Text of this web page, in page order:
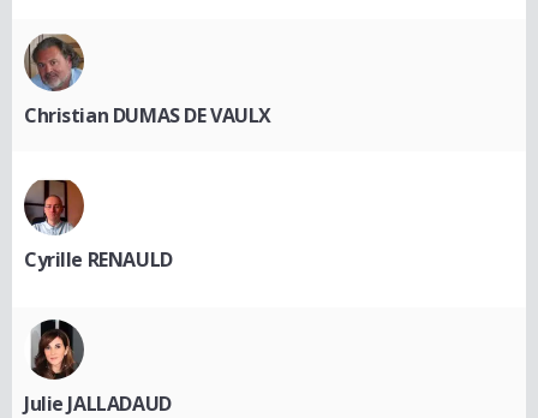
Christian DUMAS DE VAULX
Cyrille RENAULD
Julie JALLADAUD